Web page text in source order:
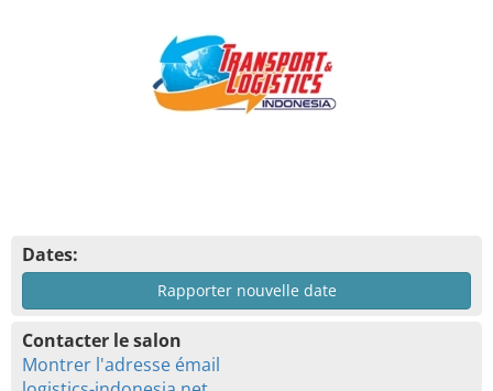
Dates:
Rapporter nouvelle date
Contacter le salon
Montrer l'adresse émail